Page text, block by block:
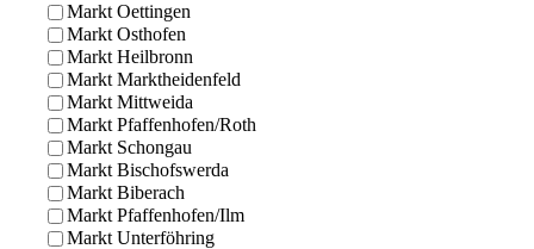
Markt Oettingen
Markt Osthofen
Markt Heilbronn
Markt Marktheidenfeld
Markt Mittweida
Markt Pfaffenhofen/Roth
Markt Schongau
Markt Bischofswerda
Markt Biberach
Markt Pfaffenhofen/Ilm
Markt Unterföhring